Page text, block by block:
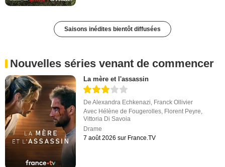
Saisons inédites bientôt diffusées
Nouvelles séries venant de commencer
La mère et l'assassin
DeAlexandra Echkenazi, Franck Ollivier
Avec Hélène de Fougerolles, Florent Peyre,
Vittoria Di Savoia
Drame
7 août 2026 sur France.TV